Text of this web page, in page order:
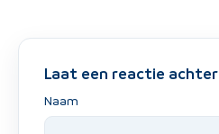
Laat een reactie achter
Naam